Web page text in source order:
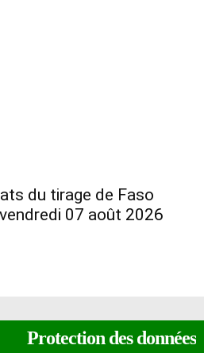
du tirage de Faso
07 août 2026
Protection des données